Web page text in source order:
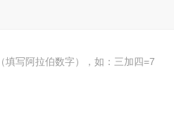
填写阿拉伯数字），如：三加四=7